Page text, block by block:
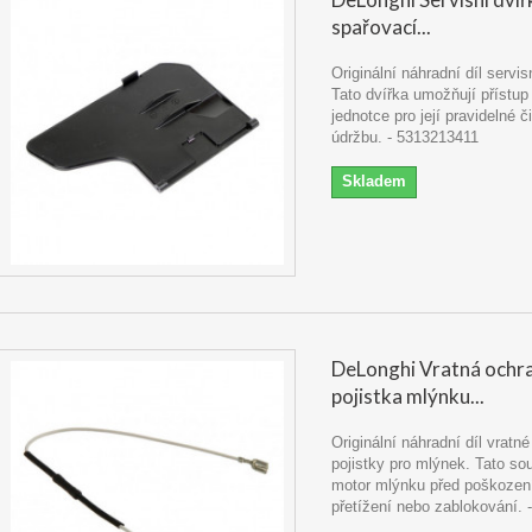
spařovací...
Originální náhradní díl
Tato dvířka umožňují
jednotce pro její pravidelné
údržbu. - 5313213411
Skladem
DeLonghi Vratná
pojistka mlýnku...
Originální náhradní díl
pojistky pro mlýnek. Tato
motor mlýnku před
přetížení nebo zablokování.